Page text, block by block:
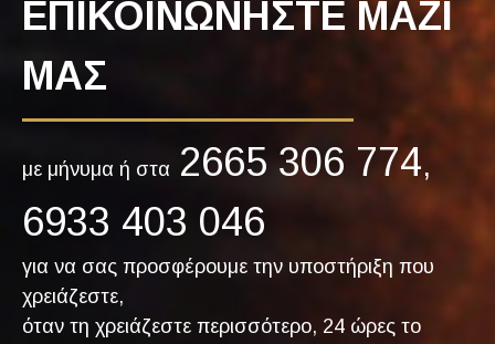
ΕΠΙΚΟΙΝΩΝΗΣΤΕ ΜΑΖΙ
ΜΑΣ
με μήνυμα ή στα 2665 306 774,
6933 403 046
για να σας προσφέρουμε την υποστήριξη που
χρειάζεστε,
όταν τη χρειάζεστε περισσότερο, 24 ώρες το